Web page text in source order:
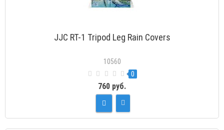
JJC RT-1 Tripod Leg Rain Covers
10560
0
760 руб.